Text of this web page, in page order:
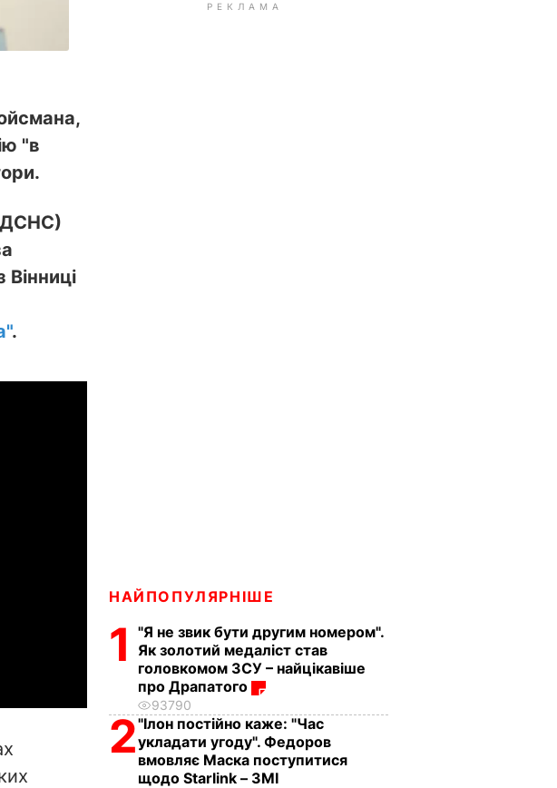
"в
.
РЕКЛАМА
НАЙПОПУЛЯРНІШЕ
1
"Я не звик бути другим номером".
Як золотий медаліст став
головкомом ЗСУ – найцікавіше
про Драпатого
93790
2"Ілон постійно каже: "Час
укладати угоду". Федоров
вмовляє Маска поступитися
щодо Starlink – ЗМІ